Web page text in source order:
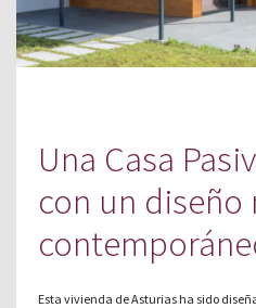
Una Casa
con un diseño
Esta vivienda de Asturias ha sido